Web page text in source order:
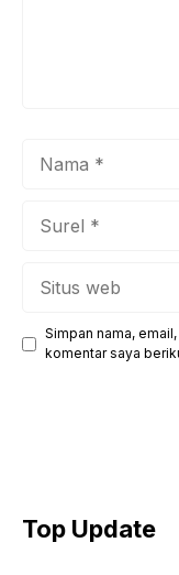
Simpan nama,
komentar saya
Top Update